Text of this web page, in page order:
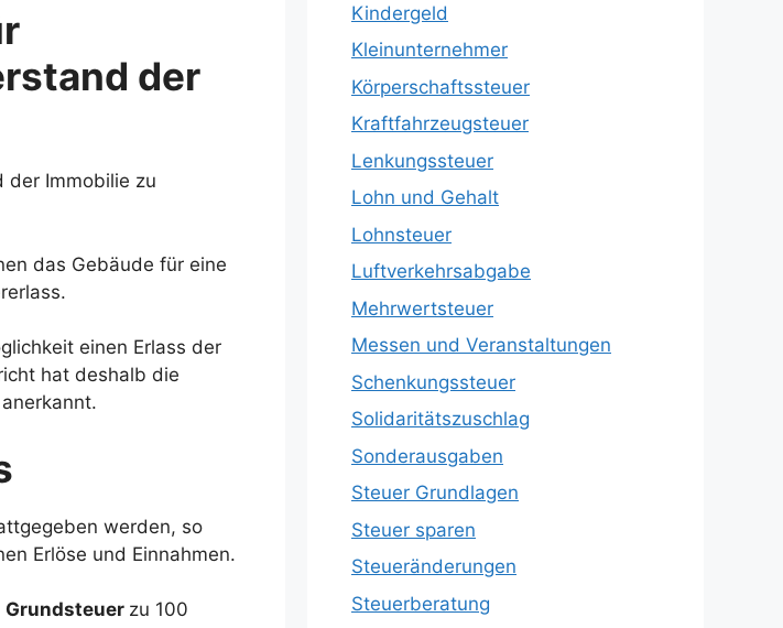
der
der Immobilie zu
das Gebäude für eine
einen Erlass der
hat deshalb die
werden, so
Erlöse und Einnahmen.
Grundsteuer zu 100
Kindergeld
Kleinunternehmer
Körperschaftssteuer
Kraftfahrzeugsteuer
Lenkungssteuer
Lohn und Gehalt
Lohnsteuer
Luftverkehrsabgabe
Mehrwertsteuer
Messen und Veranstaltungen
Schenkungssteuer
Solidaritätszuschlag
Sonderausgaben
Steuer Grundlagen
Steuer sparen
Steueränderungen
Steuerberatung